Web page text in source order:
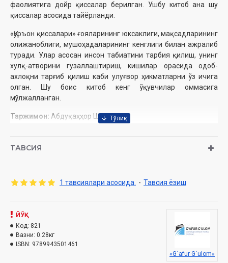
фаолиятига дойр қиссалар берилган. Ушбу китоб ана шу
қиссалар асосида тайёрланди.
«Қуръон қиссалари» ғояларининг юксаклиги, мақсадларининг
олижаноблиги, мушоҳадаларининг кенглиги билан ажралиб
туради. Улар асосан инсон табиатини тарбия қилиш, унинг
хулқ-атворини гузаллаштириш, кишилар орасида одоб-
ахлоқни тарғиб қилиш каби улуғвор ҳикматларни ўз ичига
олган. Шу боис китоб кенг ўқувчилар оммасига
мўлжалланган.
Таржимон: Абдуқаҳҳор Шоший
Сана:2018 йил
Бичими: 60×84 1/16
Ўзбекистон Республикаси Вазирлар Маҳкамаси ҳузуридаги
Дин ишлари бўйича қўмитанинг № 1454-сонли хулосаси
асосида нашрга тайёрланди.
ТАВСИЯ
1 тавсиялари асосида. - Тавсия ёзиш
ЙЎҚ
Код: 821
Вазни: 0.28кг
ISBN: 9789943501461
«G`afur G`ulom»